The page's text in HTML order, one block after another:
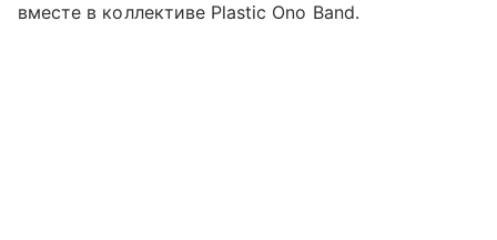
вместе в коллективе Plastic Ono Band.